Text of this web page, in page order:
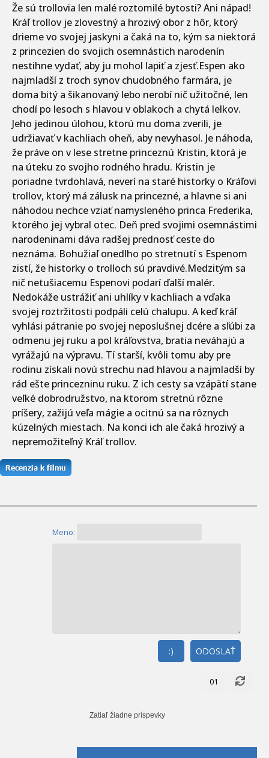
Že sú trollovia len malé roztomilé bytosti? Ani nápad!
Kráľ trollov je zlovestný a hrozivý obor z hôr, ktorý
drieme vo svojej jaskyni a čaká na to, kým sa niektorá
z princezien do svojich osemnástich narodenín
nestihne vydať, aby ju mohol lapiť a zjesť.Espen ako
najmladší z troch synov chudobného farmára, je
doma bitý a šikanovaný lebo nerobí nič užitočné, len
chodí po lesoch s hlavou v oblakoch a chytá lelkov.
Jeho jedinou úlohou, ktorú mu doma zverili, je
udržiavať v kachliach oheň, aby nevyhasol. Je náhoda,
že práve on v lese stretne princeznú Kristin, ktorá je
na úteku zo svojho rodného hradu. Kristin je
poriadne tvrdohlavá, neverí na staré historky o Kráľovi
trollov, ktorý má zálusk na princezné, a hlavne si ani
náhodou nechce vziať namysleného princa Frederika,
ktorého jej vybral otec. Deň pred svojimi osemnástimi
narodeninami dáva radšej prednosť ceste do
neznáma. Bohužiaľ onedlho po stretnutí s Espenom
zistí, že historky o trolloch sú pravdivé.Medzitým sa
nič netušiacemu Espenovi podarí ďalší malér.
Nedokáže ustrážiť ani uhlíky v kachliach a vďaka
svojej roztržitosti podpáli celú chalupu. A keď kráľ
vyhlási pátranie po svojej neposlušnej dcére a sľúbi za
odmenu jej ruku a pol kráľovstva, bratia neváhajú a
vyrážajú na výpravu. Tí starší, kvôli tomu aby pre
rodinu získali novú strechu nad hlavou a najmladší by
rád ešte princezninu ruku. Z ich cesty sa vzápätí stane
veľké dobrodružstvo, na ktorom stretnú rôzne
príšery, zažijú veľa mágie a ocitnú sa na rôznych
kúzelných miestach. Na konci ich ale čaká hrozivý a
nepremožiteľný Kráľ trollov.
Meno:
ODOSLAŤ
:)
01
Zatiaľ žiadne príspevky